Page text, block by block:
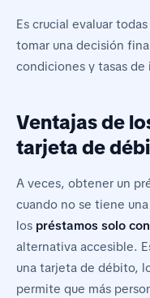
Es crucial evaluar
tomar una decisión
condiciones y tasas de
Ventajas de
tarjeta de
A veces, obtener un
cuando no se tiene
los préstamos solo
alternativa accesible.
una tarjeta de débito,
permite que más